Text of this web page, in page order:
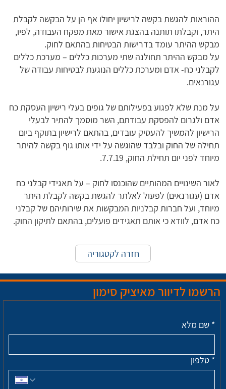
ההוראות להגשת בקשה לרישיון יחולו אף הן על הבקשה לקבלת
היתר, וקבלתו תותנה בהצגת אישור מאת מפקח העבודה, לפיו,
מבקש ההיתר עומד בדרישות הבטיחות בהתאם לחוק.
על מבקש ההיתר תחולנה שתי מערכות כללים – מערכת כללים
לקבלני כח- אדם ומערכת כללים הנוגעת לבטיחות עבודה של
עגורנאים.
על מנת שלא לפגוע בפעילותם של גופים בעלי רישיון העסקת כח
אדם ולגרום להפסקת עבודתם, השר מוסמך להתיר לבעלי
הרישיון להמשיך להעסיק עובדים, בהתאם לרישיון בתוקף ביום
תחילה של החוק ובלבד שהוגשה על ידי אותו גוף בקשה להיתר
מיוחד לפני יום תחילת החוק, 7.7.19.
לאור השינויים המהותיים שהוכנסו לחוק – על תאגידי קבלני כח
אדם (עגורנאים) לפעול לאלתר להגשת בקשה לקבלת היתר
מיוחד, ועל חברות קבלניות המבקשות את שירותיהם של קבלני
כח אדם, לוודא כי אותם תאגידים פועלים, בהתאם לתיקון החוק.
חזרה לקטגוריה
הרשמו לדיוור מאיציק סימון
* שם מלא
* טלפון